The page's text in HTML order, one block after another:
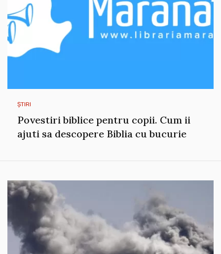
ȘTIRI
Povestiri biblice pentru copii. Cum ii
ajuti sa descopere Biblia cu bucurie